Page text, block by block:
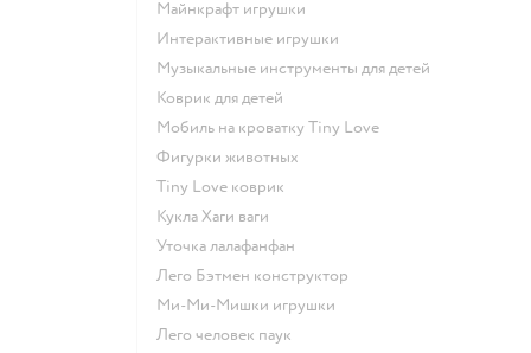
Майнкрафт игрушки
Интерактивные игрушки
Музыкальные инструменты для детей
Коврик для детей
Мобиль на кроватку Tiny Love
Фигурки животных
Tiny Love коврик
Кукла Хаги ваги
Уточка лалафанфан
Лего Бэтмен конструктор
Ми-Ми-Мишки игрушки
Лего человек паук